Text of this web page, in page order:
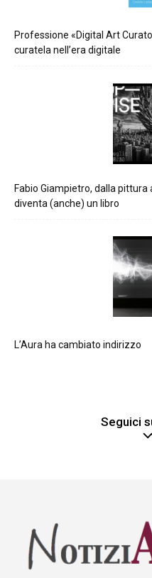
Professione «Digital Art
curatela nell’era digitale
Fabio Giampietro, dalla pittura
diventa (anche) un libro
L’Aura ha cambiato indirizzo
Seguici